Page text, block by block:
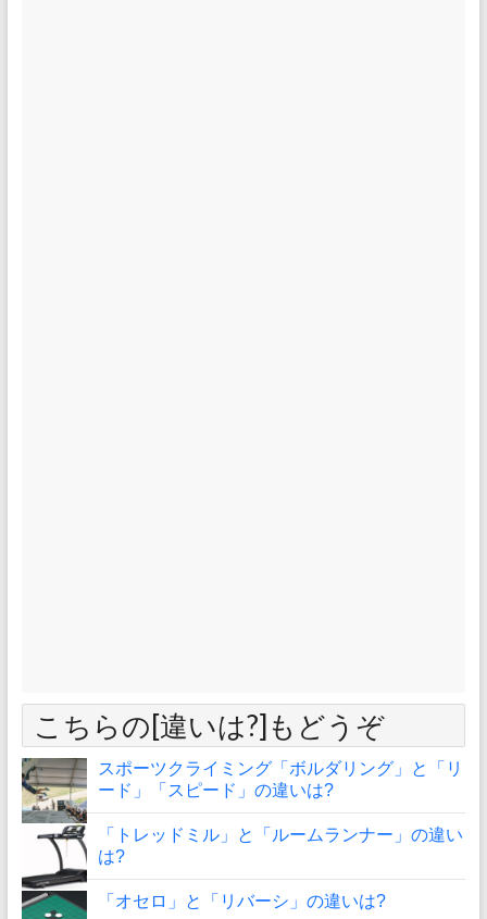
こちらの[違いは?]もどうぞ
スポーツクライミング「ボルダリング」と「リ
ード」「スピード」の違いは?
「トレッドミル」と「ルームランナー」の違い
は?
「オセロ」と「リバーシ」の違いは?